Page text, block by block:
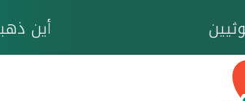
شبكة ناقلات وقود تخدم الحوثيين